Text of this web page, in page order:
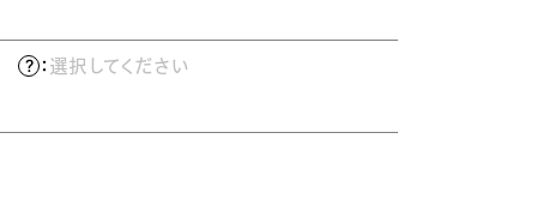
： 選択してください